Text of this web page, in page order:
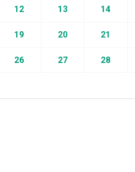
12 13 14
19 20 21
26 27 28